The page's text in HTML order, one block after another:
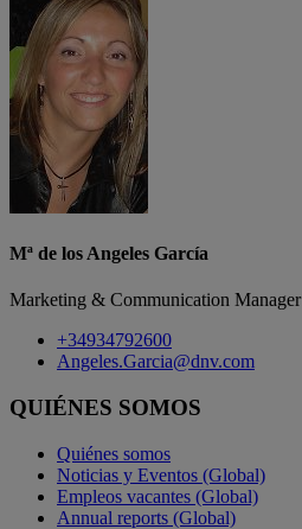
Mª de los Angeles García
Marketing & Communication Manager
+34934792600
Angeles.Garcia@dnv.com
QUIÉNES SOMOS
Quiénes somos
Noticias y Eventos (Global)
Empleos vacantes (Global)
Annual reports (Global)